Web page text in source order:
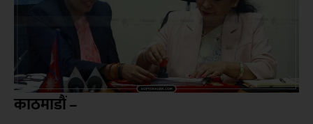
काठमाडौं –